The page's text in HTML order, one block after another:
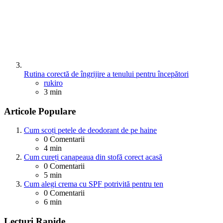
Rutina corectă de îngrijire a tenului pentru începători
Posted
rukiro
3 min
Articole Populare
Cum scoți petele de deodorant de pe haine
0 Comentarii
4 min
Cum cureți canapeaua din stofă corect acasă
0 Comentarii
5 min
Cum alegi crema cu SPF potrivită pentru ten
0 Comentarii
6 min